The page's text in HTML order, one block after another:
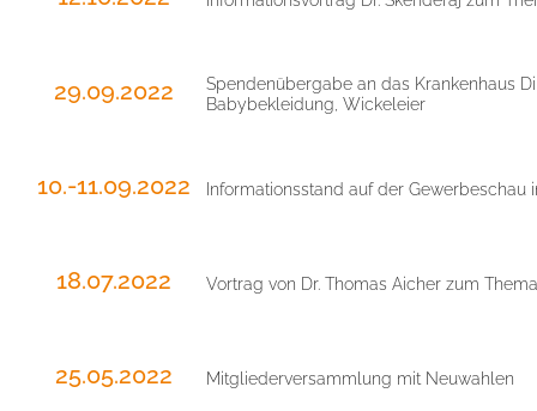
29.09.2022
Spendenübergabe an das Krankenhaus
Babybekleidung, Wickeleier
10.-11.09.2022 Informationsstand auf der Gewerbeschau
18.07.2022 Vortrag von Dr. Thomas Aicher zum
25.05.2022 Mitgliederversammlung mit Neuwahlen